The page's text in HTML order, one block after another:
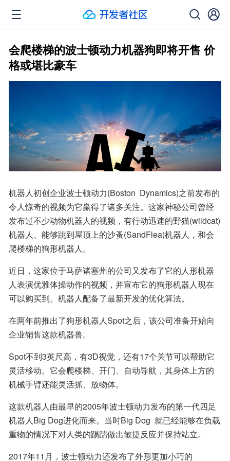
会爬楼梯的波士顿动力机器狗即将开售 价
格或堪比豪车
机器人初创企业波士顿动力(Boston  Dynamics)之前发布的
令人惊奇的视频为它赢得了诸多关注。这家神秘公司曾经
发布过不少动物机器人的视频，有行动迅速的野猫(wildcat)
机器人、能够跳到屋顶上的沙蚤(SandFlea)机器人，和会
爬楼梯的狗形机器人。
近日，这家位于马萨诸塞州的公司又发布了它的人形机器
人表演优雅体操动作的视频，并宣布它的狗形机器人现在
可以购买到。机器人配备了最新开发的优化算法。
在两年前推出了狗形机器人Spot之后，该公司准备开始向
企业销售这款机器兽。
Spot不到3英尺高，有3D视觉，还有17个关节可以帮助它
灵活移动。它会爬楼梯、开门、自动导航，其身体上方的
机械手臂还能灵活抓、放物体。
这款机器人由最早的2005年波士顿动力发布的第一代四足
机器人Big Dog进化而来。当时Big Dog  就已经能够在负载
重物的情况下对人类的踢踹做出敏捷反应并保持站立。
2017年11月，波士顿动力还发布了外形更加小巧的